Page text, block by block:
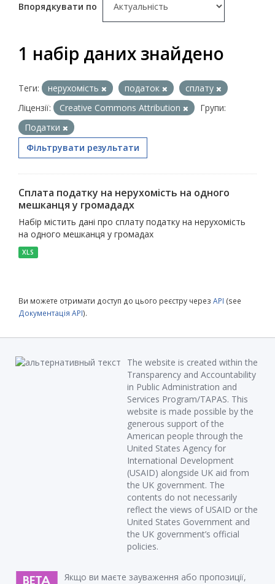
Впорядкувати по
1 набір даних знайдено
Теги: нерухомість податок
сплату
Ліцензії:
Creative Commons Attribution
Групи:
Податки
Фільтрувати результати
Сплата податку на нерухомість на одного
мешканця у громададх
Набір містить дані про сплату податку на нерухомість
на одного мешканця у громадах
XLS
Ви можете отримати доступ до цього реєстру через API (see
Документація API).
The website is created within the
Transparency and Accountability
in Public Administration and
Services Program/TAPAS. This
website is made possible by the
generous support of the
American people through the
United States Agency for
International Development
(USAID) alongside UK aid from
the UK government. The
contents do not necessarily
reflect the views of USAID or the
United States Government and
the UK government’s official
policies.
Якщо ви маєте зауваження або пропозиції,